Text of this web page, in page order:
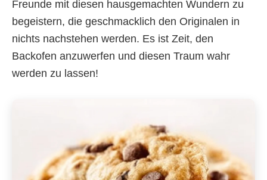
Freunde mit diesen hausgemachten Wundern zu
begeistern, die geschmacklich den Originalen in
nichts nachstehen werden. Es ist Zeit, den
Backofen anzuwerfen und diesen Traum wahr
werden zu lassen!